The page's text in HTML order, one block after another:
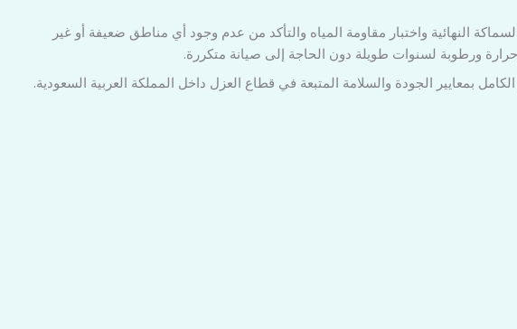
النهائية واختبار مقاومة المياه والتأكد من عدم وجود أي مناطق ضعيفة أو غير
ورطوبة لسنوات طويلة دون الحاجة إلى صيانة متكررة.
بمعايير الجودة والسلامة المتبعة في قطاع العزل داخل المملكة العربية السعودية.